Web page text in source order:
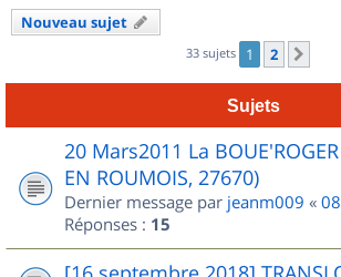
Nouveau sujet
33 sujets 1 2
Sujets
20 Mars2011 La BOUE'ROGER
EN ROUMOIS, 27670)
Dernier message par jeanm009 «
Réponses : 15